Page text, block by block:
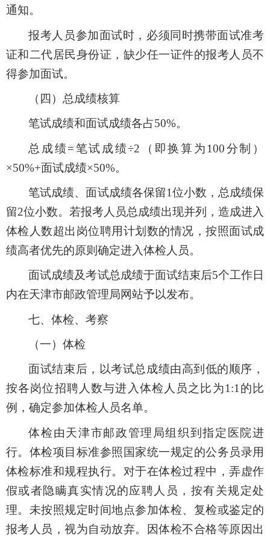
通知。
报考人员参加面试时，必须同时携带面试准考
证和二代居民身份证 ，缺少任一证件的报考人员不
得参加面试。
（ 四 ）总成绩核算
笔试成绩和面试成绩各占50%。
总成绩=笔试成绩÷2（即换算为100分制）
×50%+面试成绩×50%。
笔试成绩、面试成绩各保留1位小数，总成绩保
留2位小数。若报考人员总成绩出现并列，造成进入
体检人数超出岗位聘用计划数的情况，按照面试成
绩高者优先的原则确定进入体检人员。
面试成绩及考试总成绩于面试结束后5个工作日
内在天津市邮政管理局网站予以发布。
七、体检、考察
（一）体检
面试结束后，以考试总成绩由高到低的顺序，
按各岗位招聘人数与进入体检人员之比为1:1的比
例，确定参加体检人员名单。
体检由天津市邮政管理局组织到指定医院进
行。体检项目标准参照国家统一规定的公务员录用
体检标准和规程执行。对于在体检过程中，弄虚作
假或者隐瞒真实情况的应聘人员，按有关规定处
理。未按照规定时间地点参加体检、复检或鉴定的
报考人员，视为自动放弃。因体检不合格等原因出